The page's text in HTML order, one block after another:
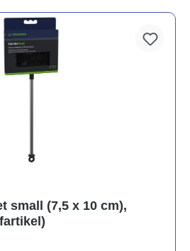
small (7,5 x 10 cm),